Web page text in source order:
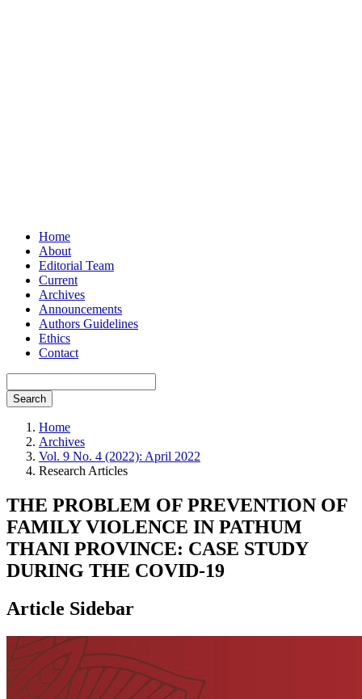
Home
About
Editorial Team
Current
Archives
Announcements
Authors Guidelines
Ethics
Contact
Search
Home
Archives
Vol. 9 No. 4 (2022): April 2022
Research Articles
THE PROBLEM OF PREVENTION OF
FAMILY VIOLENCE IN PATHUM
THANI PROVINCE: CASE STUDY
DURING THE COVID-19
Article Sidebar